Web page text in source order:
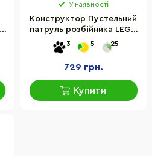
У наявності
Конструктор Пустельний
патруль розбійника LEGO
21267, 105 деталей
3 5 25
729 грн.
Купити